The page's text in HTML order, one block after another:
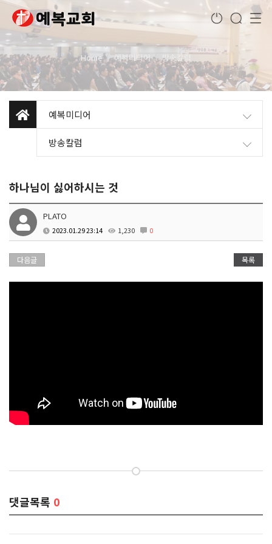
Home 예복미디어 방송칼럼
예복미디어
방송칼럼
하나님이 싫어하시는 것
PLATO
2023.01.29 23:14 1,230 0
다음글 목록
댓글목록 0